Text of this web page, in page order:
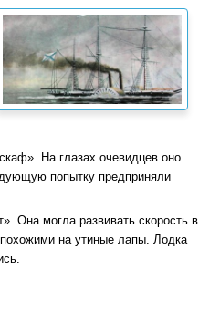
На глазах очевидцев оно
попытку предприняли
Она могла развивать скорость в
на утиные лапы. Лодка